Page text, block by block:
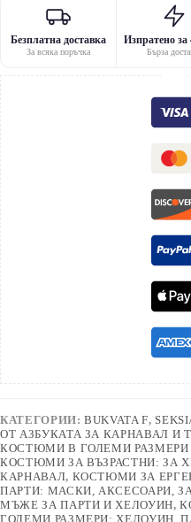
Безплатна доставка
За всяка поръчка
Изпратено за
Бърза
КАТЕГОРИИ:BUKVATA F,
ОТ АЗБУКАТА ЗА КАРНАВАЛ И
КОСТЮМИ В ГОЛЕМИ РАЗМЕРИ
КОСТЮМИ ЗА ВЪЗРАСТНИ: ЗА
КАРНАВАЛ, КОСТЮМИ ЗА
ПАРТИ: МАСКИ, АКСЕСОАРИ,
МЪЖЕ ЗА ПАРТИ И ХЕЛОУИН,
ГОЛЕМИ РАЗМЕРИ: ХЕЛОУИН,